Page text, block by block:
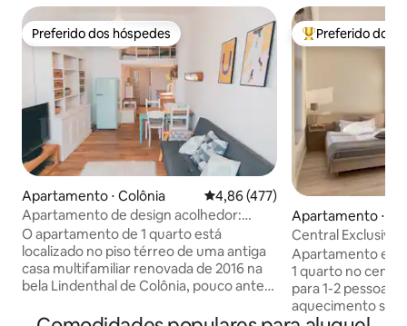
Preferido dos hóspedes
Preferido dos hóspedes
Apartamento ⋅ Colônia 4,86 de uma avaliação média de
4,86 (477)
Apartamento de design acolhedor:
check-in 24 horas no hospital
universitário de Colônia
O apartamento de 1 quarto está
localizado no piso térreo de uma antiga
casa multifamiliar renovada de 2016 na
bela Lindenthal de Colônia, pouco antes
Hospital Universitário. Apesar da
Entre os
Preferido dos
Apartamento ⋅
Central Exclusive
até a catedral
Apartamento
1 quarto no
para 1-2 pessoas;
aquecimento sob